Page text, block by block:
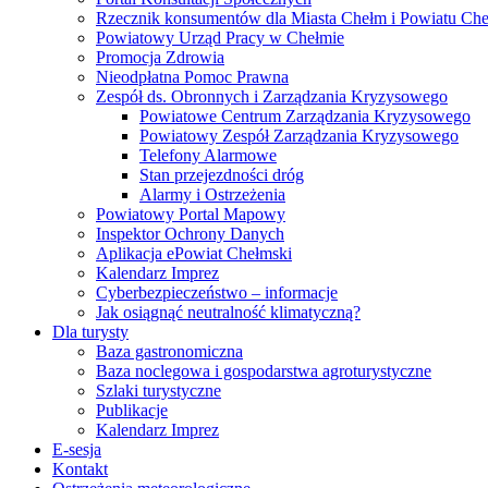
Rzecznik konsumentów dla Miasta Chełm i Powiatu
Powiatowy Urząd Pracy w Chełmie
Promocja Zdrowia
Nieodpłatna Pomoc Prawna
Zespół ds. Obronnych i Zarządzania Kryzysowego
Powiatowe Centrum Zarządzania Kryzysowego
Powiatowy Zespół Zarządzania Kryzysowego
Telefony Alarmowe
Stan przejezdności dróg
Alarmy i Ostrzeżenia
Powiatowy Portal Mapowy
Inspektor Ochrony Danych
Aplikacja ePowiat Chełmski
Kalendarz Imprez
Cyberbezpieczeństwo – informacje
Jak osiągnąć neutralność klimatyczną?
Dla turysty
Baza gastronomiczna
Baza noclegowa i gospodarstwa agroturystyczne
Szlaki turystyczne
Publikacje
Kalendarz Imprez
E-sesja
Kontakt